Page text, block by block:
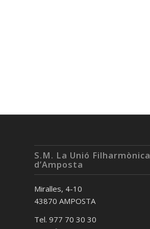
S.M. La Unió Filharmònica
d’Amposta
Miralles, 4-10
43870 AMPOSTA
Tel. 977 70 30 30